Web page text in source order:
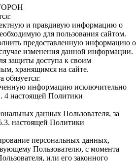
и правдивую информацию о
для пользования сайтом.
предоставленную информацию о
изменения данной информации.
защиты доступа к своим
хранящимся на сайте.
обязуется:
информацию исключительно
4 настоящей Политики
данных Пользователя, за
настоящей Политики
персональных данных,
Пользователю, с момента
или его законного